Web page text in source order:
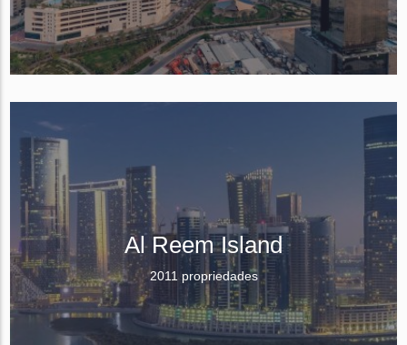
Al Reem Island
2011 propriedades